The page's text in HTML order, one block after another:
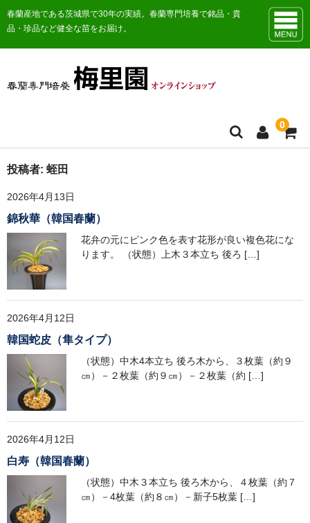
春蘭産地である茨城県で30年の実績。春蘭専門培養で銘品・貴
品・珍品など健全な苗をお届け。
0
トップ
お知らせ
販売商品一覧
おすすめ商品
日本春蘭花物
日本春蘭柄物
韓国春蘭花物
韓国春蘭柄物
中国蘭
園芸資材
サンプル品
ショップ案内
投稿者: 蛭田
2026年4月13日
錦秋華（韓国春蘭）
花弁の元にピンク色を表す花形が良い複色花にな
ります。 （状態）上木３本立ち 後ろ […]
2026年4月12日
韓国蛇皮（隼タイプ）
（状態）中木4本立ち 後ろ木から、３枚葉（約９
㎝）－２枚葉（約９㎝）－２枚葉（約 […]
2026年4月12日
白寿（韓国春蘭）
（状態）中木３本立ち 後ろ木から、４枚葉（約７
㎝）－4枚葉（約８㎝）－新子5枚葉 […]